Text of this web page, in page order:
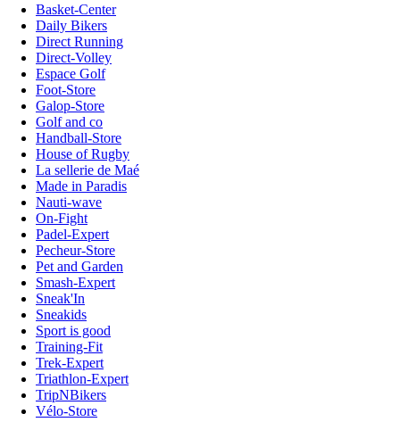
Basket-Center
Daily Bikers
Direct Running
Direct-Volley
Espace Golf
Foot-Store
Galop-Store
Golf and co
Handball-Store
House of Rugby
La sellerie de Maé
Made in Paradis
Nauti-wave
On-Fight
Padel-Expert
Pecheur-Store
Pet and Garden
Smash-Expert
Sneak'In
Sneakids
Sport is good
Training-Fit
Trek-Expert
Triathlon-Expert
TripNBikers
Vélo-Store